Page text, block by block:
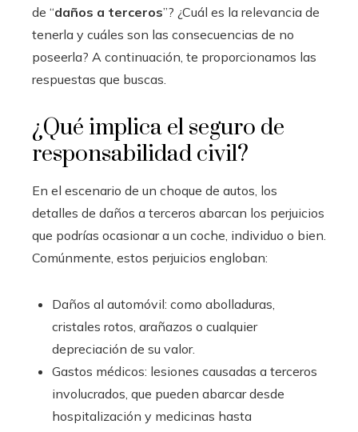
de “daños a terceros”? ¿Cuál es la relevancia de
tenerla y cuáles son las consecuencias de no
poseerla? A continuación, te proporcionamos las
respuestas que buscas.
¿Qué implica el seguro de
responsabilidad civil?
En el escenario de un choque de autos, los
detalles de daños a terceros abarcan los perjuicios
que podrías ocasionar a un coche, individuo o bien.
Comúnmente, estos perjuicios engloban:
Daños al automóvil: como abolladuras,
cristales rotos, arañazos o cualquier
depreciación de su valor.
Gastos médicos: lesiones causadas a terceros
involucrados, que pueden abarcar desde
hospitalización y medicinas hasta